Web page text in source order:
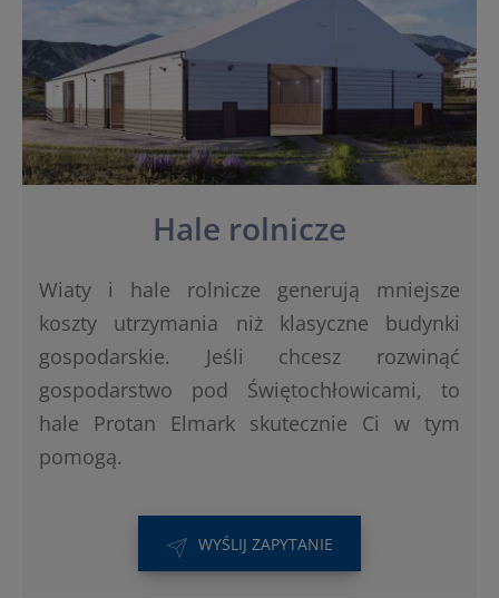
Hale rolnicze
Wiaty i hale rolnicze generują mniejsze
koszty utrzymania niż klasyczne budynki
gospodarskie. Jeśli chcesz rozwinąć
gospodarstwo pod Świętochłowicami, to
hale Protan Elmark skutecznie Ci w tym
pomogą.
WYŚLIJ ZAPYTANIE